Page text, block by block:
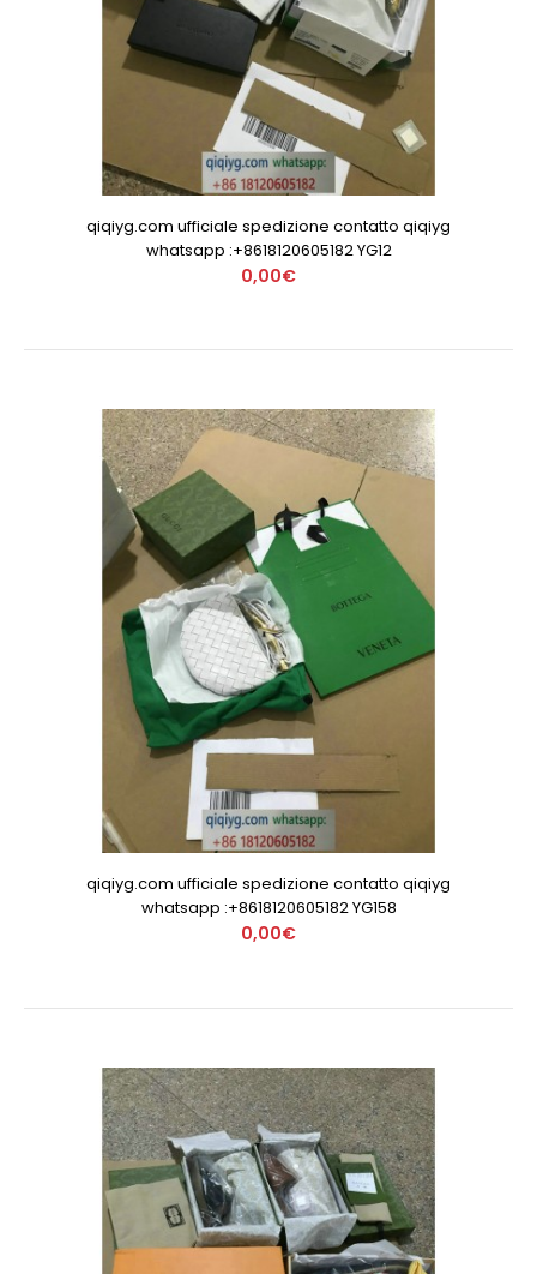
qiqiyg.com ufficiale spedizione contatto qiqiyg
whatsapp :+8618120605182 YG12
0,00€
qiqiyg.com ufficiale spedizione contatto qiqiyg
whatsapp :+8618120605182 YG158
0,00€